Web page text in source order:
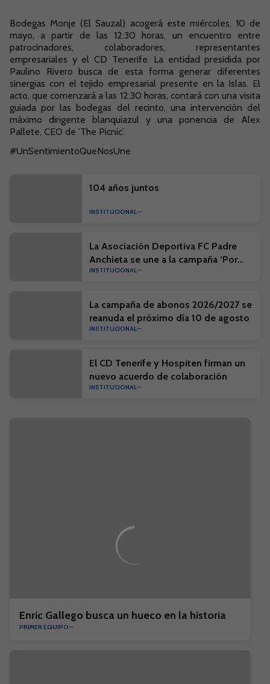
Bodegas Monje (El Sauzal) acogerá este miércoles, 10 de
mayo, a partir de las 12:30 horas, un encuentro entre
patrocinadores, colaboradores, representantes
empresariales y el CD Tenerife. La entidad presidida por
Paulino Rivero busca de esta forma generar diferentes
sinergias con el tejido empresarial presente en la Islas. El
acto, que comenzará a las 12:30 horas, contará con una visita
guiada por las bodegas del recinto, una intervención del
máximo dirigente blanquiazul y una ponencia de Alex
Pallete, CEO de 'The Picnic'.
#UnSentimientoQueNosUne
104 años juntos
INSTITUCIONAL
La Asociación Deportiva FC Padre
Anchieta se une a la campaña ‘Por
una Isla limpia’
INSTITUCIONAL
La campaña de abonos 2026/2027 se
reanuda el próximo día 10 de agosto
INSTITUCIONAL
El CD Tenerife y Hospiten firman un
nuevo acuerdo de colaboración
INSTITUCIONAL
Enric Gallego busca un hueco en la historia
PRIMER EQUIPO